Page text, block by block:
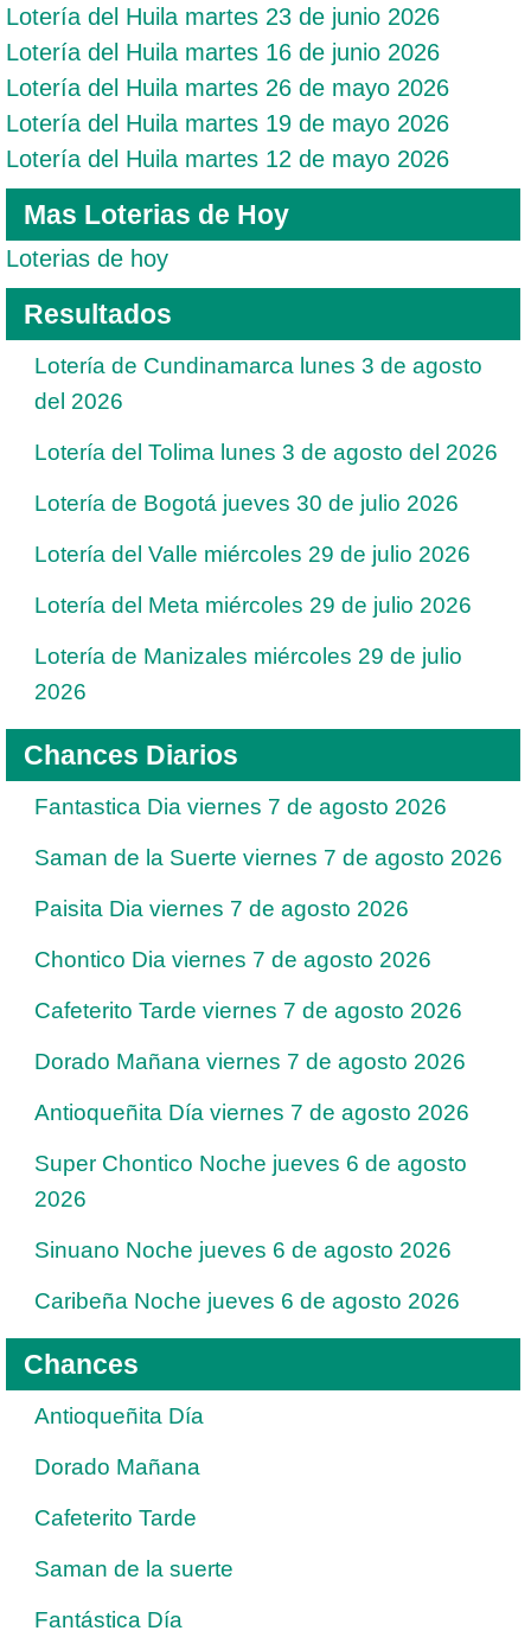
Lotería del Huila martes 23 de junio 2026
Lotería del Huila martes 16 de junio 2026
Lotería del Huila martes 26 de mayo 2026
Lotería del Huila martes 19 de mayo 2026
Lotería del Huila martes 12 de mayo 2026
Mas Loterias de Hoy
Loterias de hoy
Resultados
Lotería de Cundinamarca lunes 3 de agosto
del 2026
Lotería del Tolima lunes 3 de agosto del 2026
Lotería de Bogotá jueves 30 de julio 2026
Lotería del Valle miércoles 29 de julio 2026
Lotería del Meta miércoles 29 de julio 2026
Lotería de Manizales miércoles 29 de julio
2026
Chances Diarios
Fantastica Dia viernes 7 de agosto 2026
Saman de la Suerte viernes 7 de agosto 2026
Paisita Dia viernes 7 de agosto 2026
Chontico Dia viernes 7 de agosto 2026
Cafeterito Tarde viernes 7 de agosto 2026
Dorado Mañana viernes 7 de agosto 2026
Antioqueñita Día viernes 7 de agosto 2026
Super Chontico Noche jueves 6 de agosto
2026
Sinuano Noche jueves 6 de agosto 2026
Caribeña Noche jueves 6 de agosto 2026
Chances
Antioqueñita Día
Dorado Mañana
Cafeterito Tarde
Saman de la suerte
Fantástica Día